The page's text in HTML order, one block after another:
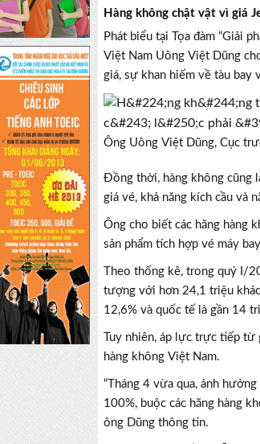
Hàng không chật vật vì giá
Phát biểu tại Tọa đàm “Giải
Việt Nam Uông Việt Dũng
giá, sự khan hiếm về tàu bay
Ông Uông Việt Dũng, Cục
Đồng thời, hàng không cũng
giá vé, khả năng kích cầu và
Ông cho biết các hãng hàng
sản phẩm tích hợp vé máy
Theo thống kê, trong quý I/
tượng với hơn 24,1 triệu
12,6% và quốc tế là gần 14
Tuy nhiên, áp lực trực tiếp
hàng không Việt Nam.
“Tháng 4 vừa qua, ảnh
100%, buộc các hãng hàng
ông Dũng thông tin.